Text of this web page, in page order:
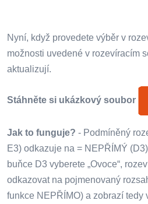
Nyní, když provedete výběr v
možnosti uvedené v rozevíracím
aktualizují.
Stáhněte si ukázkový soubor
Jak to funguje? - Podmíněný
E3) odkazuje na = NEPŘÍMÝ
buňce D3 vyberete „Ovoce“,
odkazovat na pojmenovaný
funkce NEPŘÍMO) a zobrazí tedy